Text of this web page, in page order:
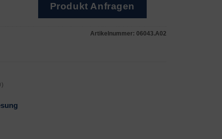
Produkt Anfragen
Artikelnummer: 06043.A02